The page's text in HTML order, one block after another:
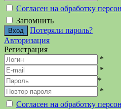
Согласен на обработку
Запомнить
Потеряли пароль?
Авторизация
Регистрация
*
*
*
*
Согласен на обработку